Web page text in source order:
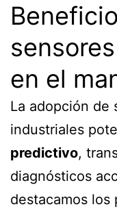
en el
La adopción de
industriales
predictivo,
diagnósticos
destacamos